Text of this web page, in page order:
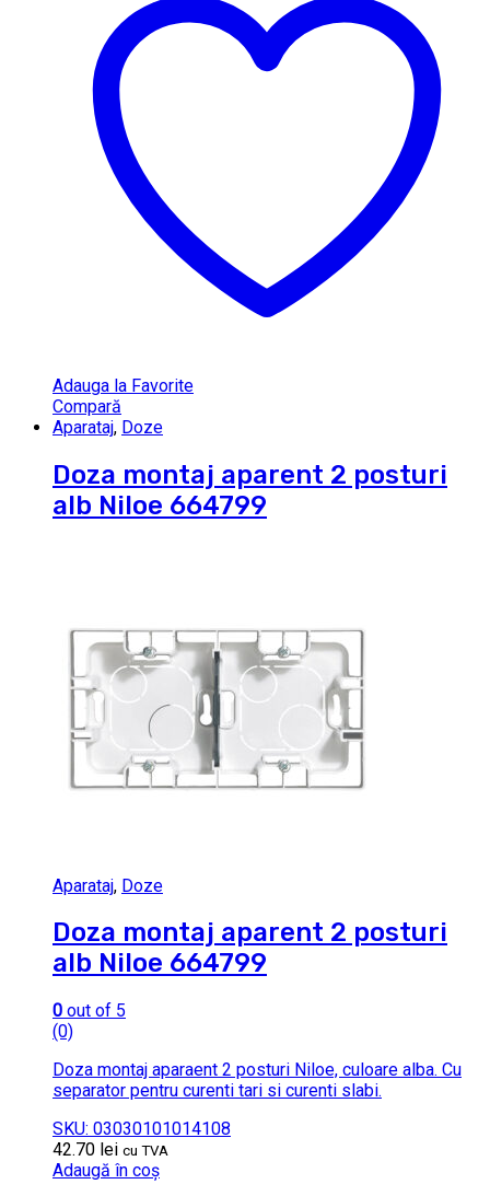
Adauga la Favorite
Compară
Aparataj, Doze
Doza montaj aparent 2 posturi
alb Niloe 664799
Aparataj, Doze
Doza montaj aparent 2 posturi
alb Niloe 664799
0 out of 5
(0)
Doza montaj aparaent 2 posturi Niloe, culoare alba. Cu
separator pentru curenti tari si curenti slabi.
SKU: 03030101014108
42.70 lei cu TVA
Adaugă în coș